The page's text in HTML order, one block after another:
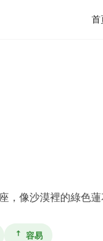
首
，像沙漠裡的綠色
容易